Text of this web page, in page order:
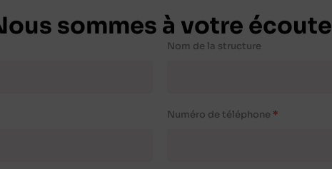
sommes à votre écoute
Nom de la structure
Numéro de téléphone